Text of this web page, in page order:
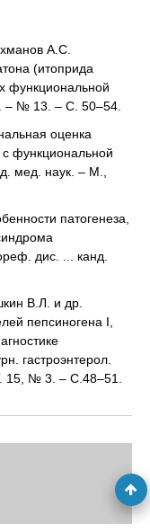
А.С.
(итоприда
функциональной
– № 13. – С. 50–54.
оценка
функциональной
мед. наук. – М.,
патогенеза,
дис. ... канд.
В.Л. и др.
пепсиногена I,
гастроэнтерол.
15, № 3. – С.48–51.